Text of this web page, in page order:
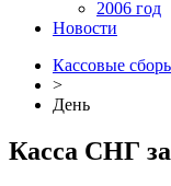
2006 год
Новости
Кассовые
>
День
Касса СНГ за